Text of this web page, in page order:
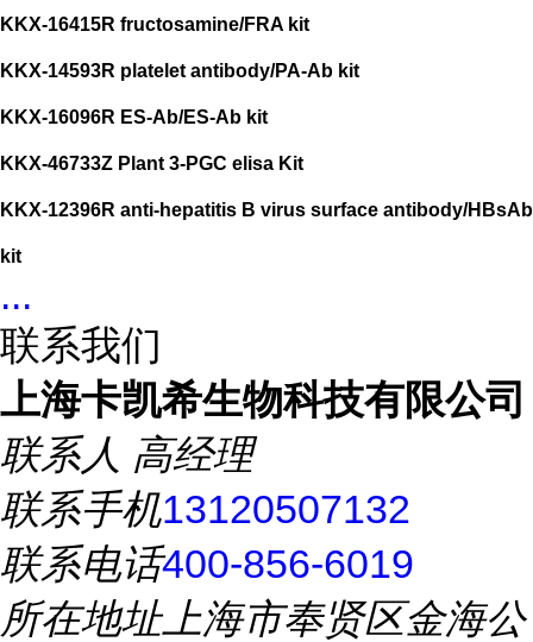
KKX-16415R fructosamine/FRA kit
KKX-14593R platelet antibody/PA-Ab kit
KKX-16096R ES-Ab/ES-Ab kit
KKX-46733Z Plant 3-PGC elisa Kit
KKX-12396R anti-hepatitis B virus surface antibody/HBsAb
kit
...
联系我们
上海卡凯希生物科技有限公司
联系人 高经理
联系手机13120507132
联系电话400-856-6019
所在地址上海市奉贤区金海公